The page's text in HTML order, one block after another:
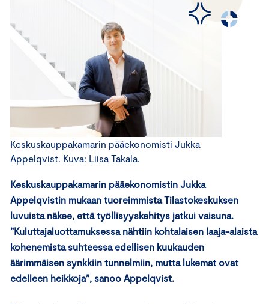
Keskuskauppakamarin pääekonomisti Jukka
Appelqvist. Kuva: Liisa Takala.
Keskuskauppakamarin pääekonomistin Jukka
Appelqvistin mukaan tuoreimmista Tilastokeskuksen
luvuista näkee, että työllisyyskehitys jatkui vaisuna.
”Kuluttajaluottamuksessa nähtiin kohtalaisen laaja-alaista
kohenemista suhteessa edellisen kuukauden
äärimmäisen synkkiin tunnelmiin, mutta lukemat ovat
edelleen heikkoja”, sanoo Appelqvist.